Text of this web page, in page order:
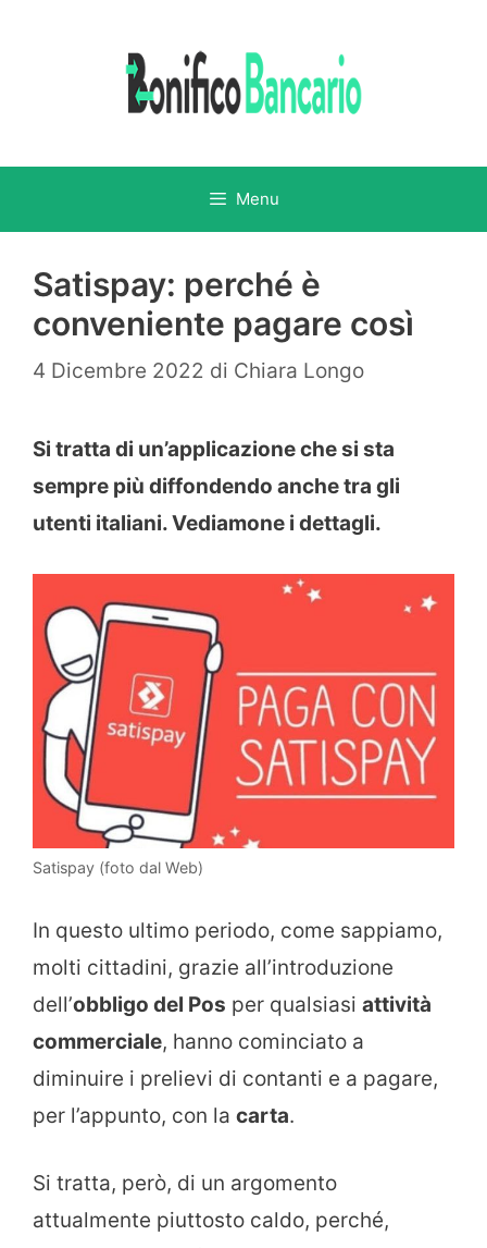
Menu
Satispay: perché è
conveniente pagare così
4 Dicembre 2022 di Chiara Longo
Si tratta di un’applicazione che si sta
sempre più diffondendo anche tra gli
utenti italiani. Vediamone i dettagli.
Satispay (foto dal Web)
In questo ultimo periodo, come sappiamo,
molti cittadini, grazie all’introduzione
dell’obbligo del Pos per qualsiasi attività
commerciale, hanno cominciato a
diminuire i prelievi di contanti e a pagare,
per l’appunto, con la carta.
Si tratta, però, di un argomento
attualmente piuttosto caldo, perché,